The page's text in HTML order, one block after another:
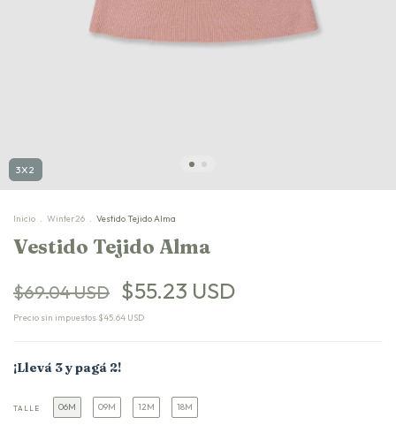
3X2
Inicio Winter26 Vestido Tejido Alma
Vestido Tejido Alma
$69.04 USD $55.23 USD
Precio sin impuestos $45.64 USD
¡Llevá 3 y pagá 2!
TALLE 06M 09M 12M 18M